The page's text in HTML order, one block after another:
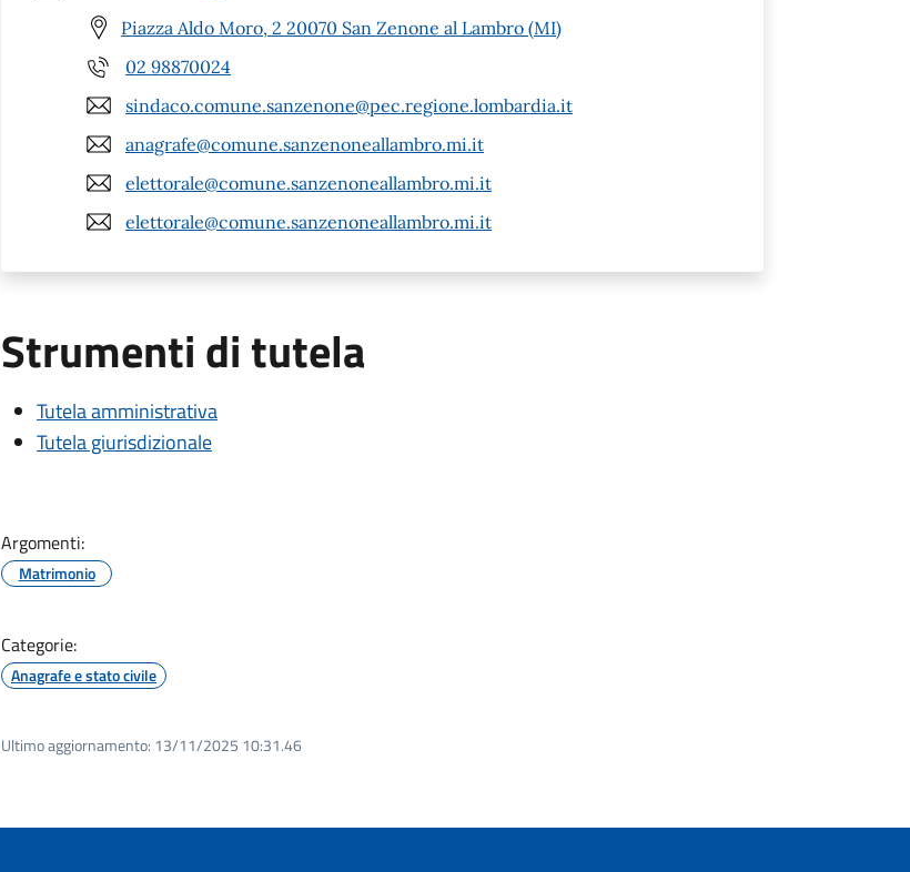
Piazza Aldo Moro, 2 20070 San Zenone al Lambro (MI)
02 98870024
sindaco.comune.sanzenone@pec.regione.lombardia.it
anagrafe@comune.sanzenoneallambro.mi.it
elettorale@comune.sanzenoneallambro.mi.it
elettorale@comune.sanzenoneallambro.mi.it
Strumenti di tutela
Tutela amministrativa
Tutela giurisdizionale
Argomenti:
Matrimonio
Categorie:
Anagrafe e stato civile
Ultimo aggiornamento: 13/11/2025 10:31.46